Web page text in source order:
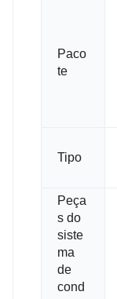
Paco
te
Tipo
Peça
s do
siste
ma
de
cond